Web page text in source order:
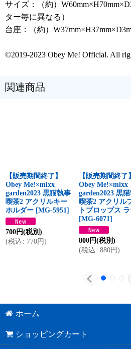
サイズ：（約）
ター毎に異なる）
台座：（約）
©2019-2023 Obey Me! Official. All
関連商品
【販売期間終了】
Obey Me!×mixx
garden2023 黒猫執事
喫茶2 アクリルキー
ホルダー [MG-5951]
700 円(税別)
(税込 : 770円)
【販売期間終了】
Obey Me!×mixx
garden2023 黒
喫茶2 アクリル
トプロップス
[MG-6071]
800 円(税別)
(税込 : 880円)
ホーム
ショッピングカート